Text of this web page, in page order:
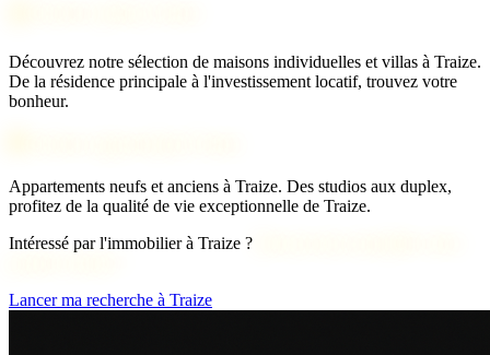
Découvrez notre sélection de maisons individuelles et villas à Traize.
De la résidence principale à l'investissement locatif, trouvez votre
bonheur.
Appartements neufs et anciens à Traize. Des studios aux duplex,
profitez de la qualité de vie exceptionnelle de Traize.
Intéressé par l'immobilier à Traize ?
Lancer ma recherche à Traize